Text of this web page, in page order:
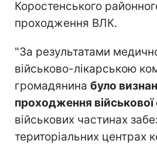
Коростенського
проходження ВЛК.
"За результатами
військово-лікарською
громадянина було
проходження
військових частинах
територіальних центрах